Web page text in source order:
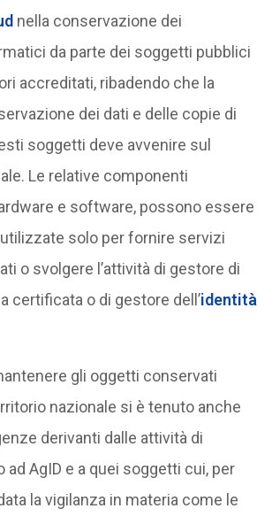
nella conservazione dei
da parte dei soggetti pubblici
accreditati, ribadendo che la
dei dati e delle copie di
soggetti deve avvenire sul
Le relative componenti
e software, possono essere
solo per fornire servizi
o svolgere l’attività di gestore di
certificata o di gestore dell’identità
gli oggetti conservati
nazionale si è tenuto anche
derivanti dalle attività di
ad AgID e a quei soggetti cui, per
la vigilanza in materia come le